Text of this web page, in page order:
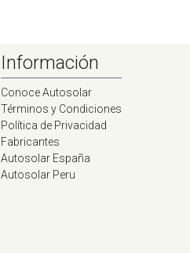
Información
Conoce Autosolar
Términos y Condiciones
Política de Privacidad
Fabricantes
Autosolar España
Autosolar Peru